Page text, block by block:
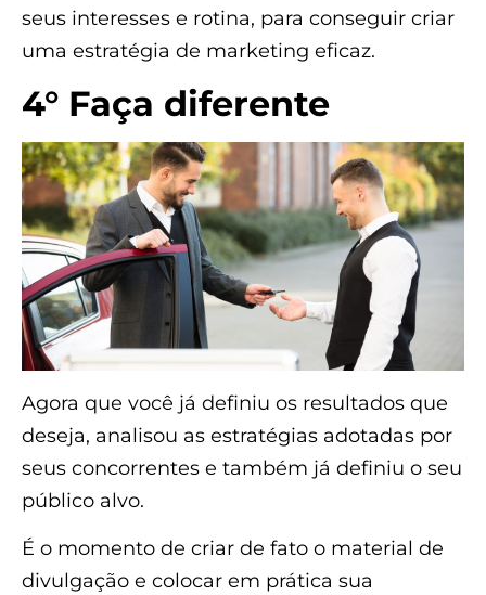
seus interesses e rotina, para conseguir criar
uma estratégia de marketing eficaz.
4° Faça diferente
Agora que você já definiu os resultados que
deseja, analisou as estratégias adotadas por
seus concorrentes e também já definiu o seu
público alvo.
É o momento de criar de fato o material de
divulgação e colocar em prática sua